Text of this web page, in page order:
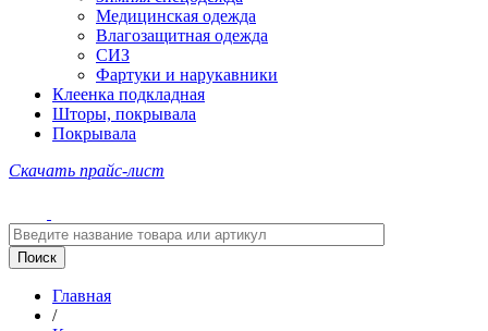
Медицинская одежда
Влагозащитная одежда
СИЗ
Фартуки и нарукавники
Клеенка подкладная
Шторы, покрывала
Покрывала
Скачать прайс-лист
Главная
/